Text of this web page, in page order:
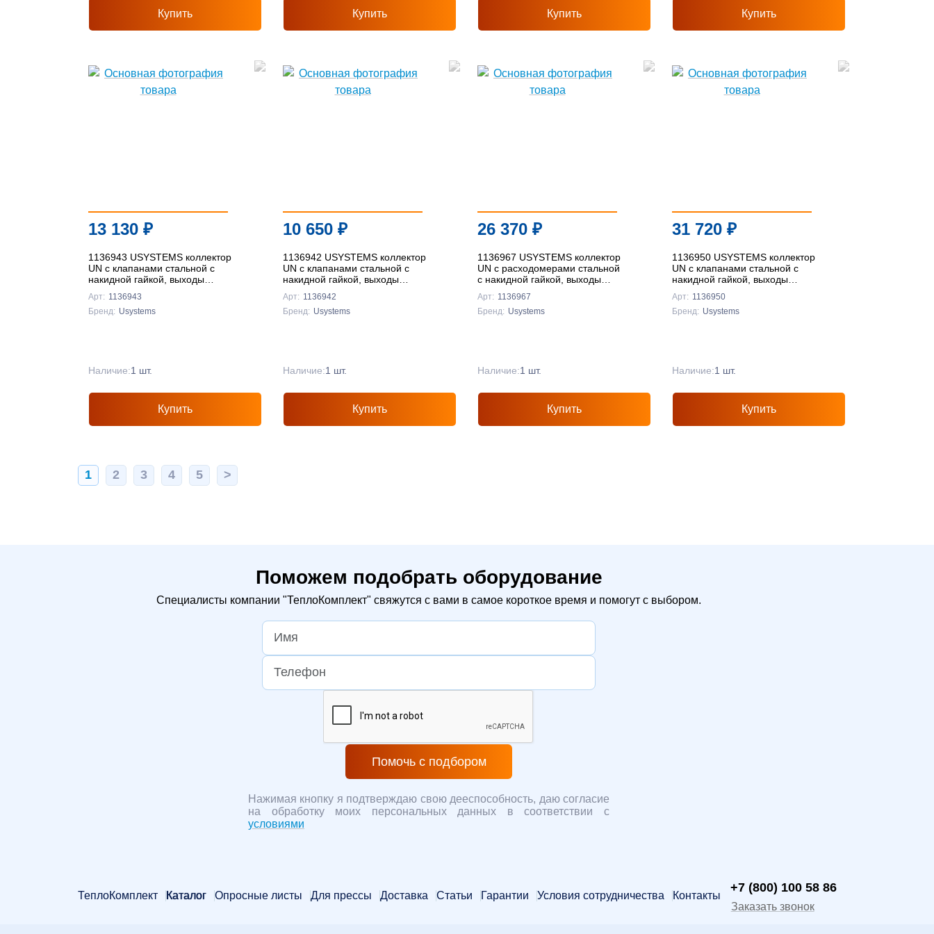
Подробнее
Подробнее
Подробнее
Подробнее
Подробнее
Подробнее
Подробнее
Подробнее
Купить
Подробнее
Купить
Подробнее
Купить
Подробнее
Купить
Подробнее
13 130 ₽
1136943 USYSTEMS коллектор
UN с клапанами стальной с
накидной гайкой, выходы
Арт: 1136943
Бренд: Usystems
Наличие:1 шт.
Купить
Подробнее
10 650 ₽
1136942 USYSTEMS коллектор
UN с клапанами стальной с
накидной гайкой, выходы
Арт: 1136942
Бренд: Usystems
Наличие:1 шт.
Купить
Подробнее
26 370 ₽
1136967 USYSTEMS коллектор
UN с расходомерами стальной
с накидной гайкой, выходы
Арт: 1136967
Бренд: Usystems
Наличие:1 шт.
Купить
Подробнее
31 720 ₽
1136950 USYSTEMS коллектор
UN с клапанами стальной с
накидной гайкой, выходы
Арт: 1136950
Бренд: Usystems
Наличие:1 шт.
Купить
1 2 3 4 5 >
Поможем подобрать оборудование
Специалисты компании "ТеплоКомплект" свяжутся с вами в самое короткое время и помогут с выбором.
Помочь с подбором
Нажимая кнопку я подтверждаю свою дееспособность, даю согласие
на обработку моих персональных данных в соответствии с
условиями
ТеплоКомплект Каталог Опросные листы Для прессы Доставка Статьи Гарантии Условия сотрудничества Контакты
+7 (800) 100 58 86
Заказать звонок